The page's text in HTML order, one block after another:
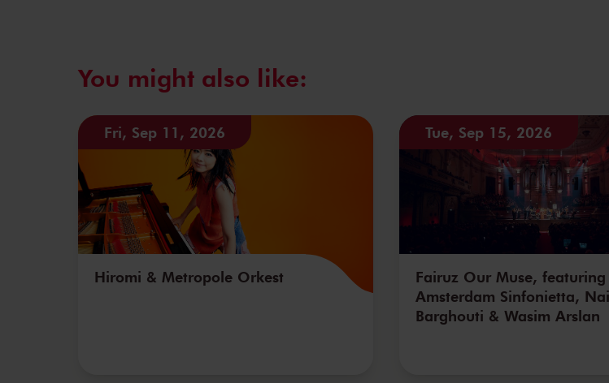
You might also like:
Fri, Sep 11, 2026
Hiromi & Metropole Orkest
Tue, Sep 15, 2026
Fairuz Our Muse, featuring
Amsterdam Sinfonietta, Nai
Barghouti & Wasim Arslan